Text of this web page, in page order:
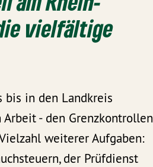
vielfältige
bis in den Landkreis
- den Grenzkontrollen
weiterer Aufgaben:
der Prüfdienst